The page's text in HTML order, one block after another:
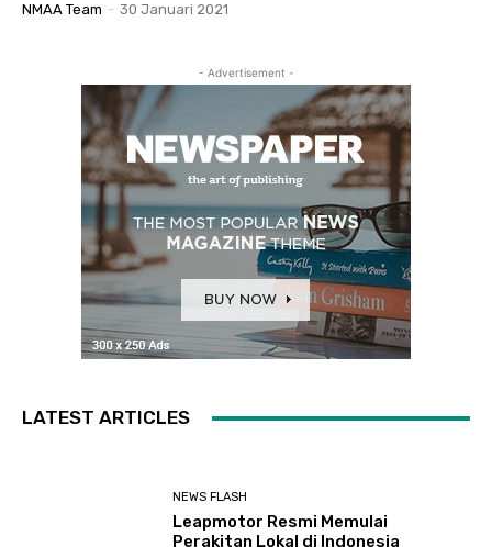
NMAA Team - 30 Januari 2021
- Advertisement -
LATEST ARTICLES
NEWS FLASH
Leapmotor Resmi Memulai
Perakitan Lokal di Indonesia